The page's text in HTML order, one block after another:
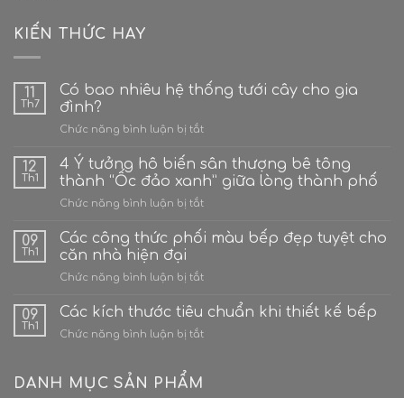
KIẾN THỨC HAY
11
Th7
Có bao nhiêu hệ thống tưới cây cho gia
đình?
Chức năng bình luận bị tắtở
bao
nhiêu
hệ
thống
cây
đình?
12
Th1
4 Ý tưởng hô biến sân thượng bê tông
thành “Ốc đảo xanh” giữa lòng thành phố
Chức năng bình luận bị tắtở
Ý
biến
thượng
tông
09
Th1
Các công thức phối màu bếp đẹp tuyệt cho
căn nhà hiện đại
Chức năng bình luận bị tắtở
công
phối
09
Th1
Các kích thước tiêu chuẩn khi thiết kế bếp
Chức năng bình luận bị tắtở
DANH MỤC SẢN PHẨM